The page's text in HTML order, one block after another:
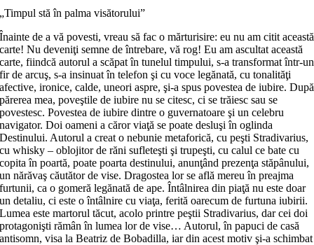
„Timpul stă în palma visătorului”
Înainte de a vă povesti, vreau să fac o mărturisire: eu nu am citit această
carte! Nu deveniţi semne de întrebare, vă rog! Eu am ascultat această
carte, fiindcă autorul a scăpat în tunelul timpului, s-a transformat într-un
fir de arcuş, s-a insinuat în telefon şi cu voce legănată, cu tonalităţi
afective, ironice, calde, uneori aspre, şi-a spus povestea de iubire. După
părerea mea, poveştile de iubire nu se citesc, ci se trăiesc sau se
povestesc. Povestea de iubire dintre o guvernatoare şi un celebru
navigator. Doi oameni a căror viaţă se poate desluşi în oglinda
Destinului. Autorul a creat o nebunie metaforică, cu peşti Stradivarius,
cu whisky – oblojitor de răni sufleteşti şi trupeşti, cu calul ce bate cu
copita în poartă, poate poarta destinului, anunţând prezenţa stăpânului,
un nărăvaş căutător de vise. Dragostea lor se află mereu în preajma
furtunii, ca o gomeră legănată de ape. Întâlnirea din piaţă nu este doar
un detaliu, ci este o întâlnire cu viaţa, ferită oarecum de furtuna iubirii.
Lumea este martorul tăcut, acolo printre peştii Stradivarius, dar cei doi
protagonişti rămân în lumea lor de vise… Autorul, în papuci de casă
antisomn, visa la Beatriz de Bobadilla, iar din acest motiv şi-a schimbat